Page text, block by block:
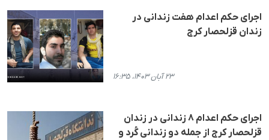
اجرای حکم اعدام هفت زندانی در
زندان قزلحصار کرج
۲۳ آبان ۱۴۰۳، ۱۶:۳۵
اجرای حکم اعدام ۸ زندانی در زندان
قزلحصار کرج از جمله دو زندانی کُرد و